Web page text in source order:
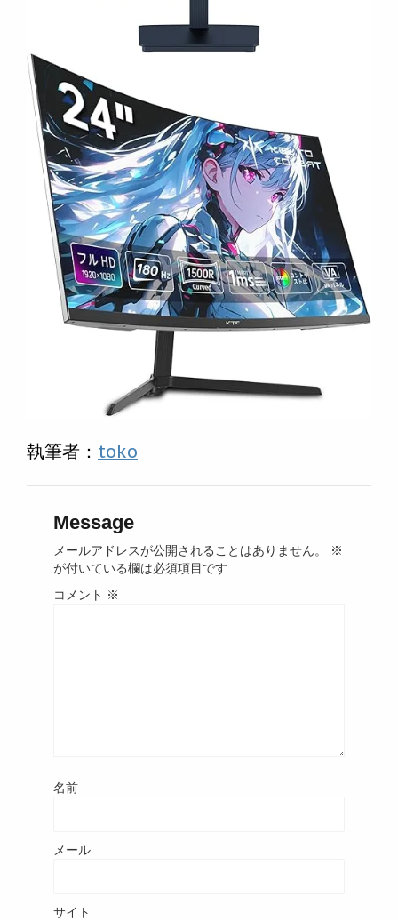
執筆者： toko
Message
メールアドレスが公開されることはありません。
※
が付いている欄は必須項目です
コメント ※
名前
メール
サイト